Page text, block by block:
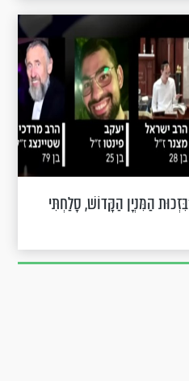
הַמִּנְיָן הַקָּדוֹשׁ, סָלַחְתִּי